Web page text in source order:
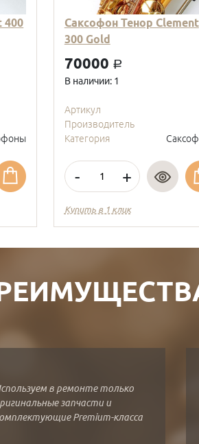
400
Саксофон Тенор Clement
300 Gold
70000 a
В наличии: 1
Артикул
Производитель
Категория
- +
Купить в 1 клик
в ремонте только
запчасти и
Premium-класса